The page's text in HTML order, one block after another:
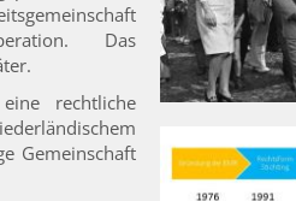
Das
rechtliche
Gemeinschaft